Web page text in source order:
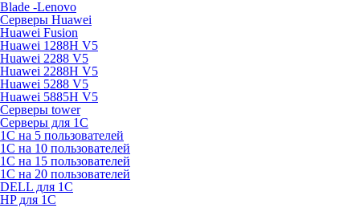
Blade -Lenovo
Серверы Huawei
Huawei Fusion
Huawei 1288H V5
Huawei 2288 V5
Huawei 2288H V5
Huawei 5288 V5
Huawei 5885H V5
Серверы tower
Серверы для 1C
1С на 5 пользователей
1С на 10 пользователей
1С на 15 пользователей
1С на 20 пользователей
DELL для 1С
HP для 1С